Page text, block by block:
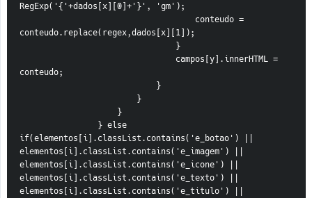
RegExp('{'+dados[x][0]+'}', 'gm');
conteudo.replace(regex,dados[x][1]);
                                }
conteudo;
                            }
                        }
                    }
if(elementos[i].classList.contains('e_botao') ||
elementos[i].classList.contains('e_imagem') ||
elementos[i].classList.contains('e_icone') ||
elementos[i].classList.contains('e_texto') ||
elementos[i].classList.contains('e_titulo') ||